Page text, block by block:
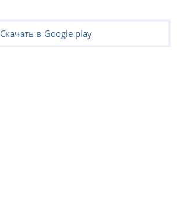
Скачать в Google play